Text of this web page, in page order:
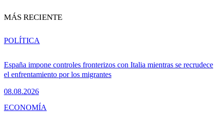
MÁS RECIENTE
España impone controles fronterizos con Italia mientras se recrudece
el enfrentamiento por los migrantes
08.08.2026
POLÍTICA
ECONOMÍA